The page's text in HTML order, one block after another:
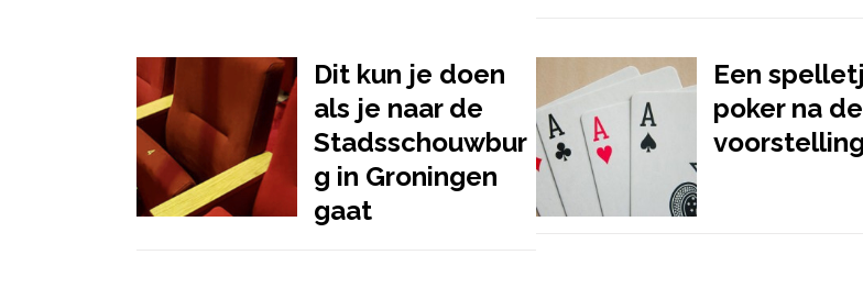
Dit kun je doen
als je naar de
Stadsschouwbur
g in Groningen
gaat
Een
poker na de